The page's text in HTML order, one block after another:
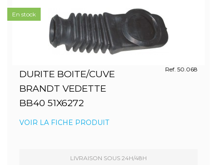
DURITE BOITE/CUVE
BRANDT VEDETTE
BB40 51X6272
Ref. 50.068
VOIR LA FICHE PRODUIT
LIVRAISON SOUS 24H/48H
En stock